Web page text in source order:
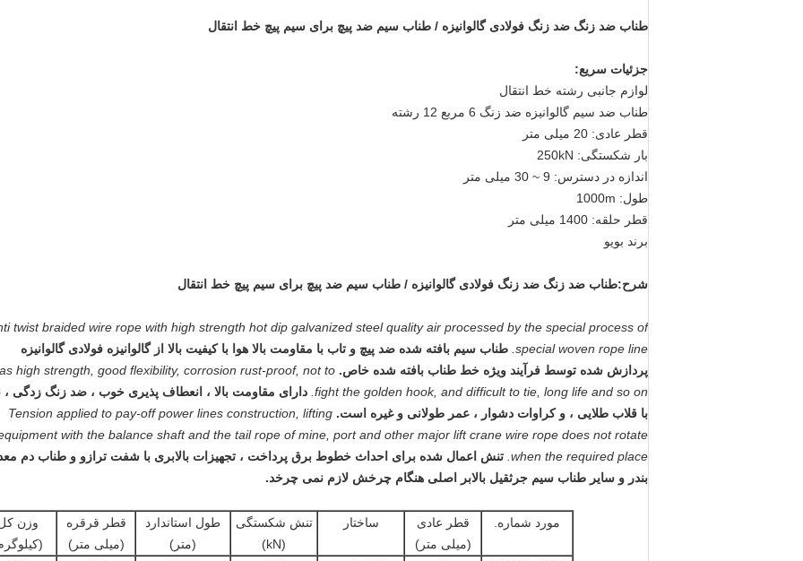
طناب ضد زنگ ضد زنگ فولادی گالوانیزه / طناب سیم ضد پیچ ​​برای سیم پیچ خط انتقال
جزئیات سریع:
لوازم جانبی رشته خط انتقال
طناب ضد سیم گالوانیزه ضد زنگ 6 مربع 12 رشته
قطر عادی: 20 میلی متر
بار شکستگی: 250kN
اندازه در دسترس: 9 ~ 30 میلی متر
طول: 1000m
قطر حلقه: 1400 میلی متر
برند بویو
شرح:طناب ضد زنگ ضد زنگ فولادی گالوانیزه / طناب سیم ضد پیچ ​​برای سیم پیچ خط انتقال
twist braided wire rope with high strength hot dip galvanized steel quality air processed by the special process of
special woven rope line. طناب سیم بافته شده ضد پیچ ​​و تاب با مقاومت بالا هوا با کیفیت بالا از گالوانیزه فولادی گالوانیزه
پردازش شده توسط فرآیند ویژه خط طناب بافته شده خاص. high strength, good flexibility, corrosion rust-proof, not to
fight the golden hook, and difficult to tie, long life and so on. دارای مقاومت بالا ، انعطاف پذیری خوب ، ضد زنگ زدگی ،
با قلاب طلایی ، و کراوات دشوار ، عمر طولانی و غیره است. Tension applied to pay-off power lines construction, lifting
with the balance shaft and the tail rope of mine, port and other major lift crane wire rope does not rotate
when the required place. تنش اعمال شده برای احداث خطوط برق پرداخت ، تجهیزات بالابری با شفت ترازو و طناب دم
بندر و سایر طناب سیم جرثقیل بالابر اصلی هنگام چرخش لازم نمی چرخد.
مورد شماره.
قطر عادی
(میلی متر)
ساختار
تنش شکستگی
(kN)
طول استاندارد
(متر)
قطر قرقره
(میلی متر)
وزن